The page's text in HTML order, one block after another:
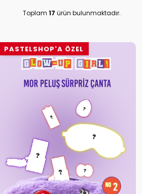
Toplam 17 ürün bulunmaktadır.
YENI
PASTELSHOP'A ÖZEL